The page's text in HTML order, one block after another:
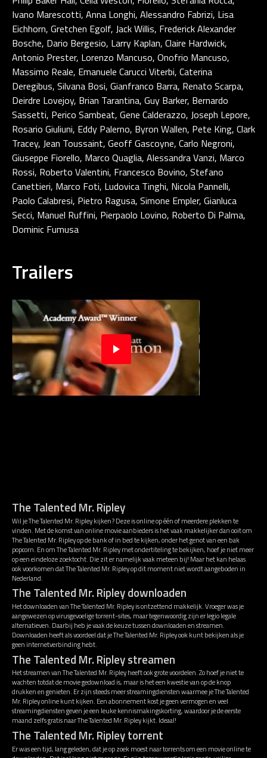
Ivano Marescotti, Anna Longhi, Alessandro Fabrizi, Lisa
Eichhorn, Gretchen Egolf, Jack Willis, Frederick Alexander
Bosche, Dario Bergesio, Larry Kaplan, Claire Hardwick,
Antonio Prester, Lorenzo Mancuso, Onofrio Mancuso,
Massimo Reale, Emanuele Carucci Viterbi, Caterina
Deregibus, Silvana Bosi, Gianfranco Barra, Renato Scarpa,
Deirdre Lovejoy, Brian Tarantina, Guy Barker, Bernardo
Sassetti, Perico Sambeat, Gene Calderazzo, Joseph Lepore,
Rosario Giuliuni, Eddy Palerno, Byron Wallen, Pete King, Clark
Tracey, Jean Toussaint, Geoff Gascoyne, Carlo Negroni,
Giuseppe Fiorello, Marco Quaglia, Alessandra Vanzi, Marco
Rossi, Roberto Valentini, Francesco Bovino, Stefano
Canettieri, Marco Foti, Ludovica Tinghi, Nicola Pannelli,
Paolo Calabresi, Pietro Ragusa, Simone Empler, Gianluca
Secci, Manuel Ruffini, Pierpaolo Lovino, Roberto Di Palma,
Dominic Fumusa
Trailers
The Talented Mr. Ripley
Wil je The Talented Mr. Ripley kijken? Deze is online op één of meerdere plekken te
vinden. Met de komst van online movie aanbieders is het vaak makkelijker dan ooit om
The Talented Mr. Ripley op de bank of in bed te kijken, onder het genot van een bak
popcorn. En om The Talented Mr. Ripley met ondertiteling te bekijken, hoef je niet meer
op een eindeloze zoektocht. Die zit er namelijk vaak meteen bij! Maar het kan helaas
ook voorkomen dat The Talented Mr. Ripley op dit moment niet wordt aangeboden in
Nederland.
The Talented Mr. Ripley downloaden
Het downloaden van The Talented Mr. Ripley is ontzettend makkelijk. Vroeger was je
aangewezen op virusgevoelige torrent-sites, maar tegenwoordig zijn er legio legale
alternatieven. Daarbij heb je vaak de keuze tussen downloaden en streamen.
Downloaden heeft als voordeel dat je The Talented Mr. Ripley ook kunt bekijken als je
geen internetverbinding hebt.
The Talented Mr. Ripley streamen
Het streamen van The Talented Mr. Ripley heeft ook grote voordelen. Zo hoef je niet te
wachten totdat de movie gedownload is, maar is het een kwestie van op de knop
drukken en genieten. Er zijn steeds meer streamingdiensten waarmee je The Talented
Mr. Ripley online kunt kijken. Een abonnement kost je geen vermogen en veel
streamingdiensten geven je een leuke kennismakingskorting, waardoor je de eerste
maand zelfs gratis naar The Talented Mr. Ripley kijkt. Ideaal!
The Talented Mr. Ripley torrent
Er was een tijd, lang geleden, dat je op zoek moest naar torrents om een movie online te